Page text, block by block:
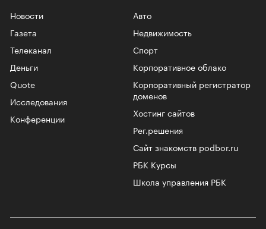
Новости
Газета
Телеканал
Авто
Недвижимость
Спорт
Корпоративное облако
Корпоративный регистратор
доменов
Хостинг сайтов
Рег.решения
Сайт знакомств podbor.ru
РБК Курсы
Школа управления РБК
Деньги
Quote
Исследования
Конференции